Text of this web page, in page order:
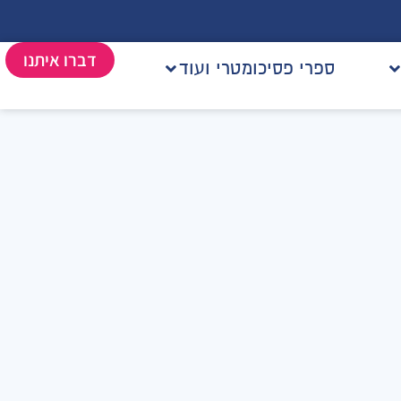
ספרי פסיכומטרי ועוד דברו איתנו